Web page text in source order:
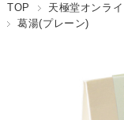
TOP 天極堂オンラ
葛湯(プレーン)